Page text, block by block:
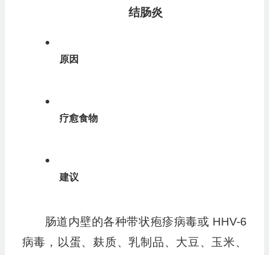
结肠炎
原因
疗愈食物
建议
肠道内壁的各种带状疱疹病毒或 HHV-6
病毒，以蛋、麸质、乳制品、大豆、玉米、